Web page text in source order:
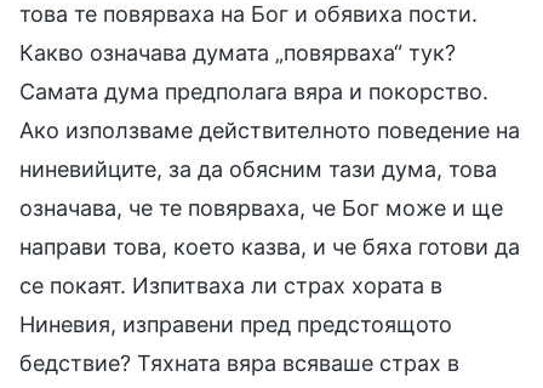
това те повярваха на Бог и обявиха пости.
Какво означава думата „повярваха“ тук?
Самата дума предполага вяра и покорство.
Ако използваме действителното поведение на
ниневийците, за да обясним тази дума, това
означава, че те повярваха, че Бог може и ще
направи това, което казва, и че бяха готови да
се покаят. Изпитваха ли страх хората в
Ниневия, изправени пред предстоящото
бедствие? Тяхната вяра всяваше страх в